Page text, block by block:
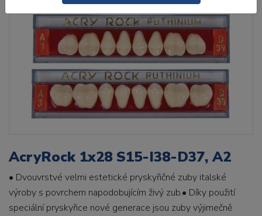
AcryRock 1x28 S15-I38-D37, A2
• Dvouvrstvé velmi estetické pryskyřičné zuby italské
výroby s povrchem napodobujícím živý zub.• Díky použití
speciální pryskyřice nové generace jsou zuby výjimečně